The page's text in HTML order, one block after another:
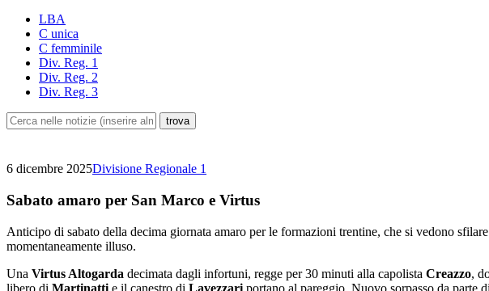
LBA
C unica
C femminile
Div. Reg. 1
Div. Reg. 2
Div. Reg. 3
6 dicembre 2025Divisione Regionale 1
Sabato amaro per San Marco e Virtus
Anticipo di sabato della decima giornata amaro per le formazioni trentine, che si vedono
momentaneamente illuso.
Una Virtus Altogarda decimata dagli infortuni, regge per 30 minuti alla capolista Creazzo,
libero di Martinatti e il canestro di Lavezzari portano al pareggio. Nuovo sorpasso da parte